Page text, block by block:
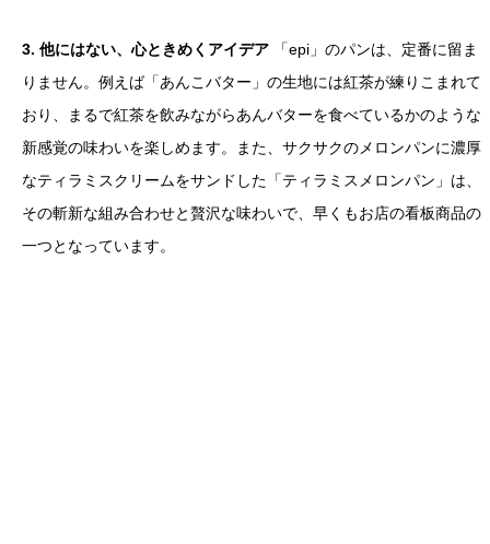
3. 他にはない、心ときめくアイデア 「epi」のパンは、定番に留ま
りません。例えば「あんこバター」の生地には紅茶が練りこまれて
おり、まるで紅茶を飲みながらあんバターを食べているかのような
新感覚の味わいを楽しめます。また、サクサクのメロンパンに濃厚
なティラミスクリームをサンドした「ティラミスメロンパン」は、
その斬新な組み合わせと贅沢な味わいで、早くもお店の看板商品の
一つとなっています。